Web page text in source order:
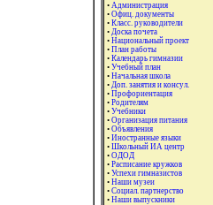
• Администрация
• Офиц. документы
• Класc. руководители
• Доска почета
• Национальный проект
• План работы
• Календарь гимназии
• Учебный план
• Начальная школа
• Доп. занятия и консул.
• Профориентация
• Родителям
• Учебники
• Организация питания
• Объявления
• Иностранные языки
• Школьный ИА центр
• ОДОД
• Расписание кружков
• Успехи гимназистов
• Наши музеи
• Социал. партнерство
• Наши выпускники